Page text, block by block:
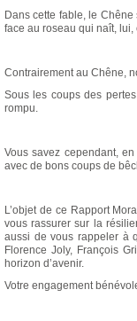
Dans cette fable, le
face au roseau qui naît,
Contrairement au Chêne,
Sous les coups des
rompu.
Vous savez cependant,
avec de bons coups de
L’objet de ce Rapport
vous rassurer sur la
aussi de vous rappeler à
Florence Joly, François
horizon d’avenir.
Votre engagement